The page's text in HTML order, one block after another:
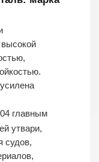
высокой
главным
утвари,
судов,